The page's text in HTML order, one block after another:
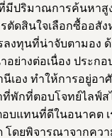
มีปริมาณการค้นหา
ตัดสินใจเลือกซื้ออสั
ลงทุนที่น่าจับตามอง
ย่างต่อเนื่อง ประก
เอง ทำให้การอยู่อ
พักที่ตอบโจทย์ไลฟ์
อบแทนที่ดีในอนาคต
โดยพิจารณาจากคว